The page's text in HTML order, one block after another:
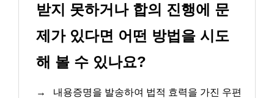
받지 못하거나 합의 진행에 문
제가 있다면 어떤 방법을 시도
해 볼 수 있나요?
→
내용증명을 발송하여 법적 효력을 가진 우편